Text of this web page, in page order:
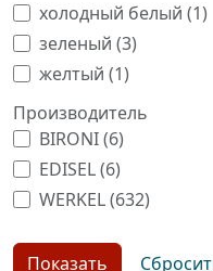
холодный белый (1)
зеленый (3)
желтый (1)
Производитель
BIRONI (6)
EDISEL (6)
WERKEL (632)